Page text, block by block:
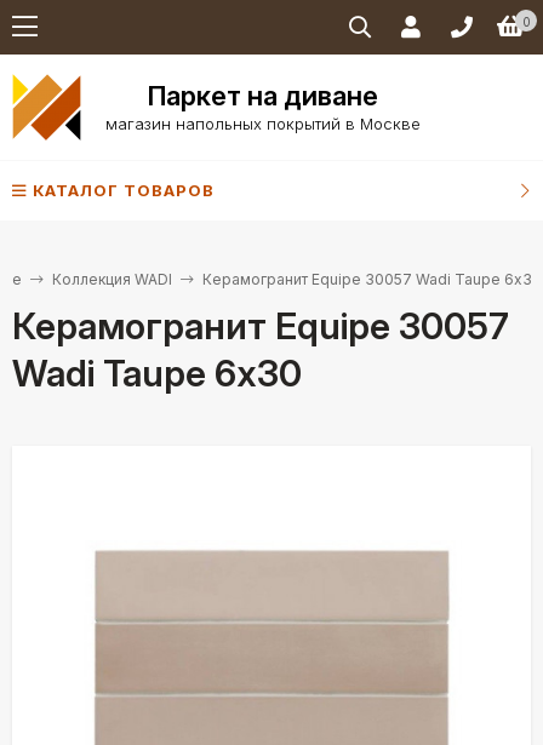
0
Паркет на диване
магазин напольных покрытий в Москве
КАТАЛОГ ТОВАРОВ
Коллекция WADI Керамогранит Equipe 30057 Wadi Taupe 6х30
Керамогранит Equipe 30057
Wadi Taupe 6х30